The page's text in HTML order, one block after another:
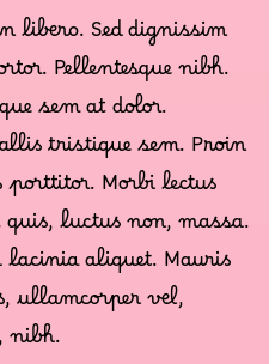
libero. Sed dignissim
Pellentesque nibh.
sem at dolor.
tristique sem. Proin
Morbi lectus
luctus non, massa.
lacinia aliquet. Mauris
ullamcorper vel,
nibh.